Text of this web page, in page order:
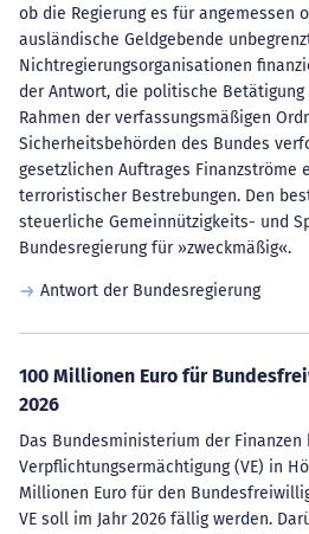
ob die Regierung es für angemessen
ausländische Geldgebende
Nichtregierungsorganisationen
der Antwort, die politische
Rahmen der verfassungsmäßigen
Sicherheitsbehörden des Bundes
gesetzlichen Auftrages Finanzströme
terroristischer Bestrebungen. Den
steuerliche Gemeinnützigkeits- und
Bundesregierung für »zweckmäßig«.
Antwort der Bundesregierung
100 Millionen Euro für
2026
Das Bundesministerium der
Verpflichtungsermächtigung (VE) in
Millionen Euro für den
VE soll im Jahr 2026 fällig werden.